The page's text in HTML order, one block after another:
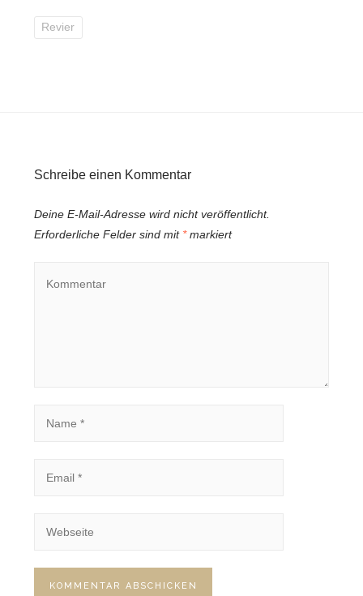
Revier
Schreibe einen Kommentar
Deine E-Mail-Adresse wird nicht veröffentlicht.
Erforderliche Felder sind mit *markiert